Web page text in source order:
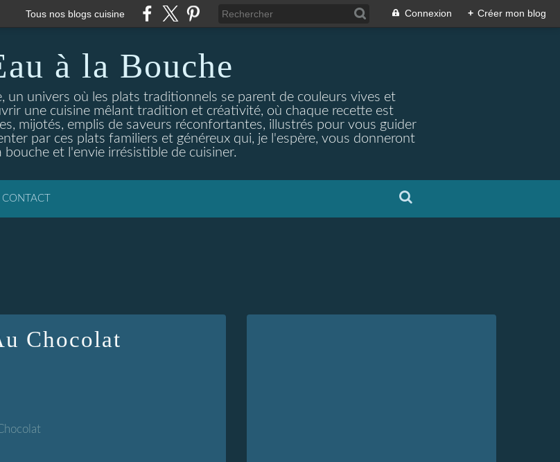
Tous nos blogs cuisine Connexion + Créer mon blog
à la Bouche
un univers où les plats traditionnels se parent de couleurs vives et
une cuisine mêlant tradition et créativité, où chaque recette est
mijotés, emplis de saveurs réconfortantes, illustrés pour vous guider
par ces plats familiers et généreux qui, je l'espère, vous donneront
bouche et l'envie irrésistible de cuisiner.
CONTACT
Chocolat